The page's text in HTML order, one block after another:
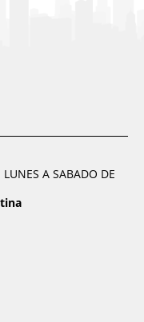
A SABADO DE